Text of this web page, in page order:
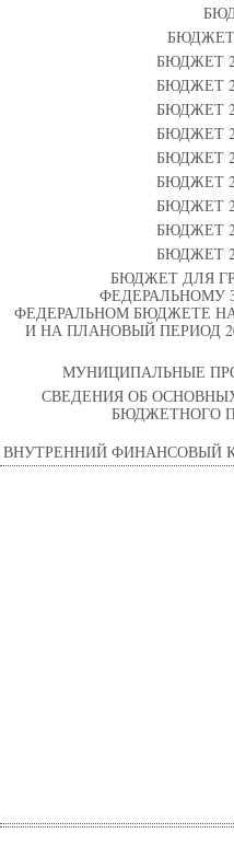
БЮДЖЕТ
БЮДЖЕТ
БЮДЖЕТ
БЮДЖЕТ
БЮДЖЕТ
БЮДЖЕТ
БЮДЖЕТ
БЮДЖЕТ
БЮДЖЕТ
БЮДЖЕТ
БЮДЖЕТ ДЛЯ
ФЕДЕРАЛЬНОМУ
ФЕДЕРАЛЬНОМ БЮДЖЕТЕ НА
И НА ПЛАНОВЫЙ ПЕРИОД
МУНИЦИПАЛЬНЫЕ
СВЕДЕНИЯ ОБ
БЮДЖЕТНОГО
ВНУТРЕННИЙ ФИНАНСОВЫЙ